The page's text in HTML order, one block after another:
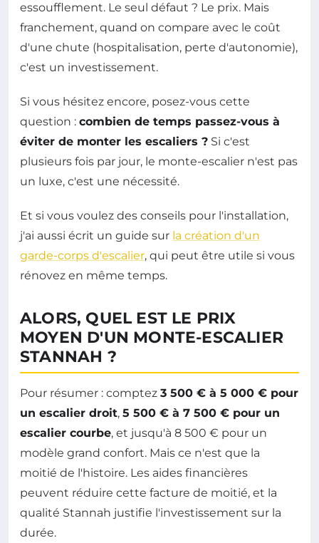
essoufflement. Le seul défaut ? Le prix. Mais
franchement, quand on compare avec le coût
d'une chute (hospitalisation, perte d'autonomie),
c'est un investissement.
Si vous hésitez encore, posez-vous cette
question : combien de temps passez-vous à
éviter de monter les escaliers ? Si c'est
plusieurs fois par jour, le monte-escalier n'est pas
un luxe, c'est une nécessité.
Et si vous voulez des conseils pour l'installation,
j'ai aussi écrit un guide sur la création d'un
garde-corps d'escalier, qui peut être utile si vous
rénovez en même temps.
ALORS, QUEL EST LE PRIX
MOYEN D'UN MONTE-ESCALIER
STANNAH ?
Pour résumer : comptez 3 500 € à 5 000 € pour
un escalier droit, 5 500 € à 7 500 € pour un
escalier courbe, et jusqu'à 8 500 € pour un
modèle grand confort. Mais ce n'est que la
moitié de l'histoire. Les aides financières
peuvent réduire cette facture de moitié, et la
qualité Stannah justifie l'investissement sur la
durée.